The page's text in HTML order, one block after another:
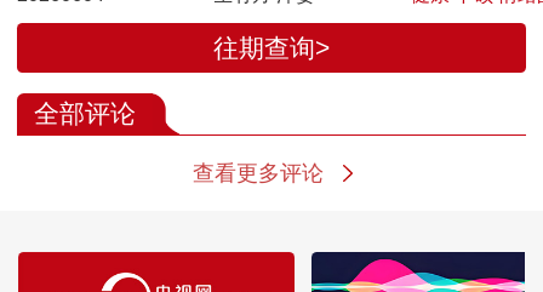
蔽开关”
往期查询>
全部评论
查看更多评论